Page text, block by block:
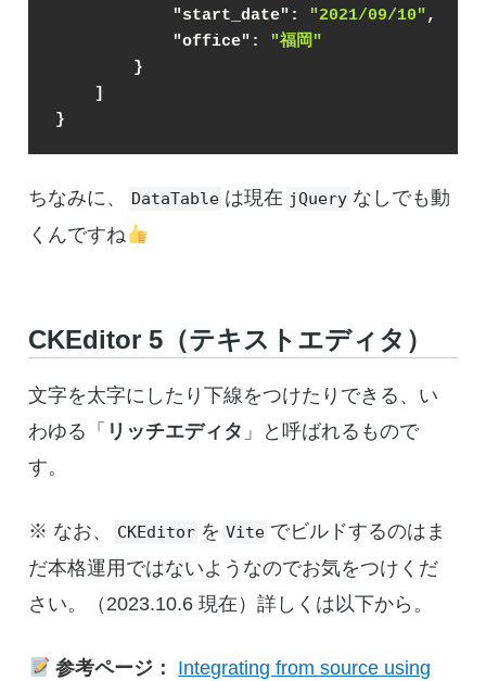
"start_date" : "2021/09/10",
"office" : "福岡"
        }
    ]
}
ちなみに、 DataTable は現在 jQuery なしでも動
くんですね
CKEditor 5（テキストエディタ）
文字を太字にしたり下線をつけたりできる、い
わゆる「 リッチエディタ 」と呼ばれるもので
す。
※ なお、 CKEditor を Vite でビルドするのはま
だ本格運用ではないようなのでお気をつけくだ
さい。（2023.10.6 現在）詳しくは以下から。
参考ページ：
Integrating from source using